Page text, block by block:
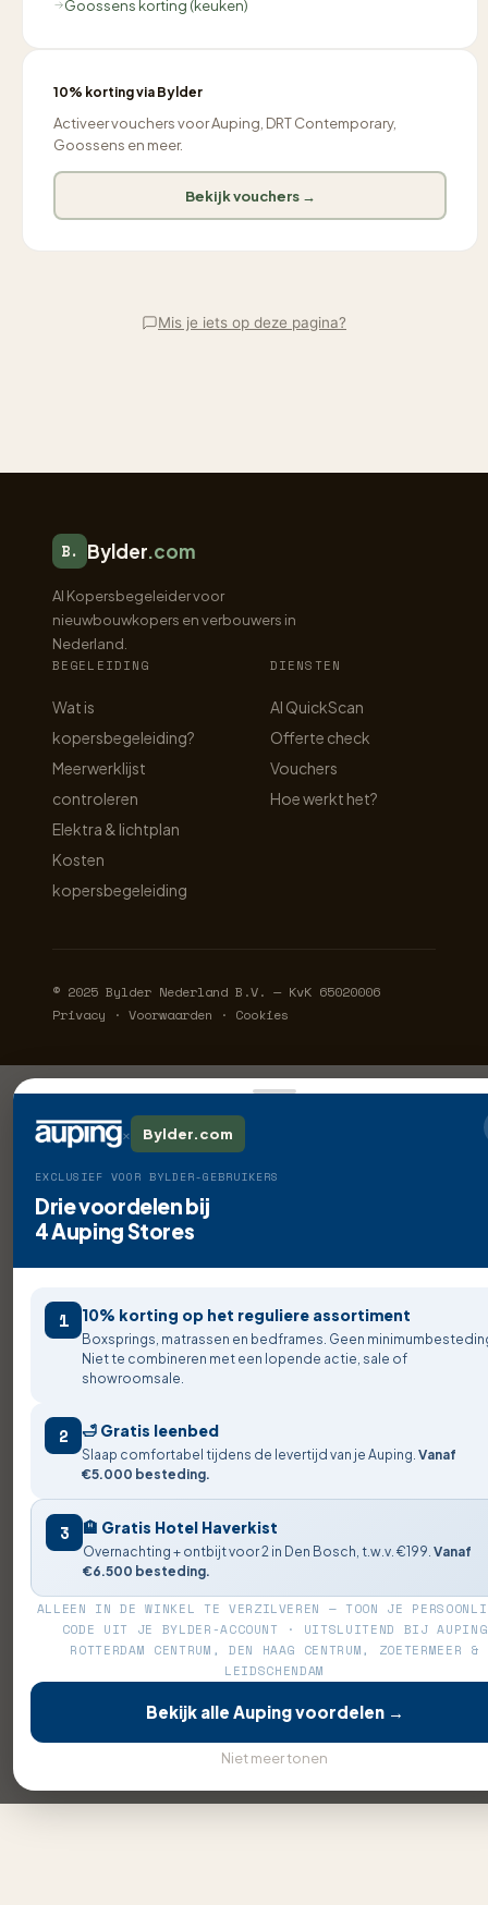
Goossens korting (keuken)
10% korting via Bylder
Activeer vouchers voor Auping, DRT Contemporary,
Goossens en meer.
Bekijk vouchers →
Mis je iets op deze pagina?
B. Bylder.com
AI Kopersbegeleider voor
nieuwbouwkopers en verbouwers in
Nederland.
BEGELEIDING
Wat is
kopersbegeleiding?
Meerwerklijst
controleren
Elektra & lichtplan
Kosten
kopersbegeleiding
DIENSTEN
AI QuickScan
Offerte check
Vouchers
Hoe werkt het?
© 2025 Bylder Nederland B.V. — KvK 65020006
Privacy · Voorwaarden · Cookies
× Bylder.com
EXCLUSIEF VOOR BYLDER-GEBRUIKERS
Drie voordelen bij
4 Auping Stores
1 10% korting op het reguliere assortiment
Boxsprings, matrassen en bedframes. Geen
Niet te combineren met een lopende actie, sale of
showroomsale.
2 🛁 Gratis leenbed
Slaap comfortabel tijdens de levertijd van je Auping. Vanaf
€5.000 besteding.
3 🏨 Gratis Hotel Haverkist
Overnachting + ontbijt voor 2 in Den Bosch, t.w.v. €199. Vanaf
€6.500 besteding.
ALLEEN IN DE WINKEL TE VERZILVEREN — TOON JE
CODE UIT JE BYLDER-ACCOUNT · UITSLUITEND BIJ AUPING
ROTTERDAM CENTRUM, DEN HAAG CENTRUM, ZOETERMEER &
LEIDSCHENDAM
Bekijk alle Auping voordelen →
Niet meer tonen